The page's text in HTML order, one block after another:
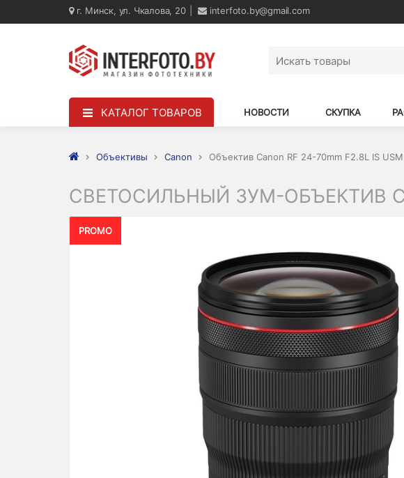
г. Минск, ул. Чкалова, 20 interfoto.by@gmail.com
КАТАЛОГ ТОВАРОВ НОВОСТИ СКУПКА
Объективы Canon Объектив Canon RF 24-70mm F2.8L IS USM
СВЕТОСИЛЬНЫЙ ЗУМ-ОБЪЕКТИВ
PROMO